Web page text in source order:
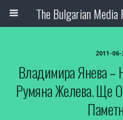
2011-06-
Владимира Янева –
Румяна Желева. Ще